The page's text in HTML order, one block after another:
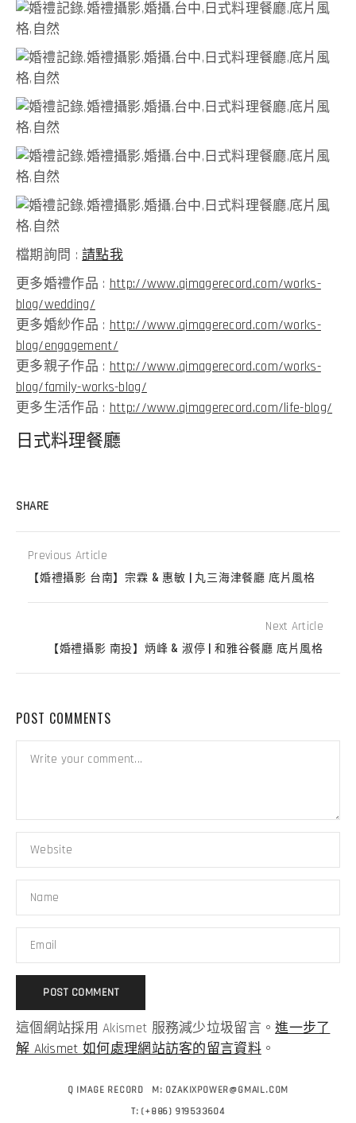
檔期詢問 :請點我
更多婚禮作品 : http://www.qimagerecord.com/works-
blog/wedding/
更多婚紗作品 : http://www.qimagerecord.com/works-
blog/engagement/
更多親子作品 : http://www.qimagerecord.com/works-
blog/family-works-blog/
更多生活作品 : http://www.qimagerecord.com/life-blog/
日式料理餐廳
SHARE
Previous Article
【婚禮攝影 台南】宗霖 & 惠敏 | 丸三海津餐廳 底片風格
Next Article
【婚禮攝影 南投】炳峰 & 淑停 | 和雅谷餐廳 底片風格
POST COMMENTS
這個網站採用 Akismet 服務減少垃圾留言。進一步了
解 Akismet 如何處理網站訪客的留言資料。
Q IMAGE RECORD M: OZAKIXPOWER@GMAIL.COM
T:(+886) 919533604